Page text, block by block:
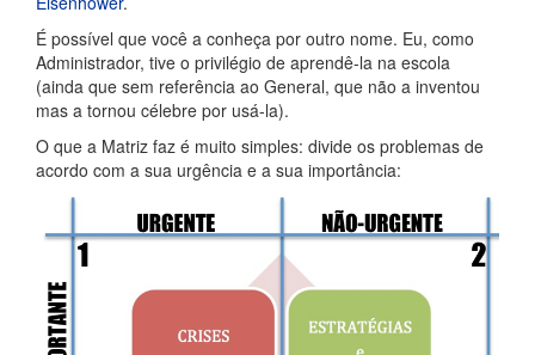
É possível que você a conheça por outro nome. Eu, como
Administrador, tive o privilégio de aprendê-la na escola
(ainda que sem referência ao General, que não a inventou
mas a tornou célebre por usá-la).
O que a Matriz faz é muito simples: divide os problemas de
acordo com a sua urgência e a sua importância: